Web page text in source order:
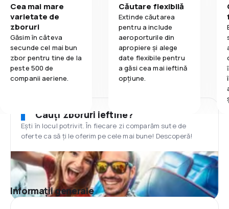
Cea mai mare
varietate de
zboruri
Găsim în câteva
secunde cel mai bun
zbor pentru tine de la
peste 500 de
companii aeriene.
Căutare flexibilă
Extinde căutarea
pentru a include
aeroporturile din
apropiere și alege
date flexibile pentru
a găsi cea mai ieftină
opțiune.
Cauți zboruri ieftine?
Ești în locul potrivit. În fiecare zi comparăm sute de
oferte ca să ți le oferim pe cele mai bune! Descoperă!
Informații generale